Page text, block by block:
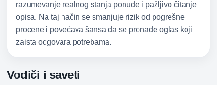
razumevanje realnog stanja ponude i pažljivo čitanje
opisa. Na taj način se smanjuje rizik od pogrešne
procene i povećava šansa da se pronađe oglas koji
zaista odgovara potrebama.
Vodiči i saveti